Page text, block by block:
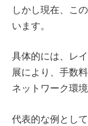
しかし現在、こ
います。
具体的には、レ
展により、手数
ネットワーク環
代表的な例とし